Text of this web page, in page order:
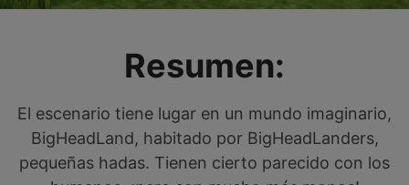
Resumen:
El escenario tiene lugar en un mundo imaginario,
BigHeadLand, habitado por BigHeadLanders,
pequeñas hadas. Tienen cierto parecido con los